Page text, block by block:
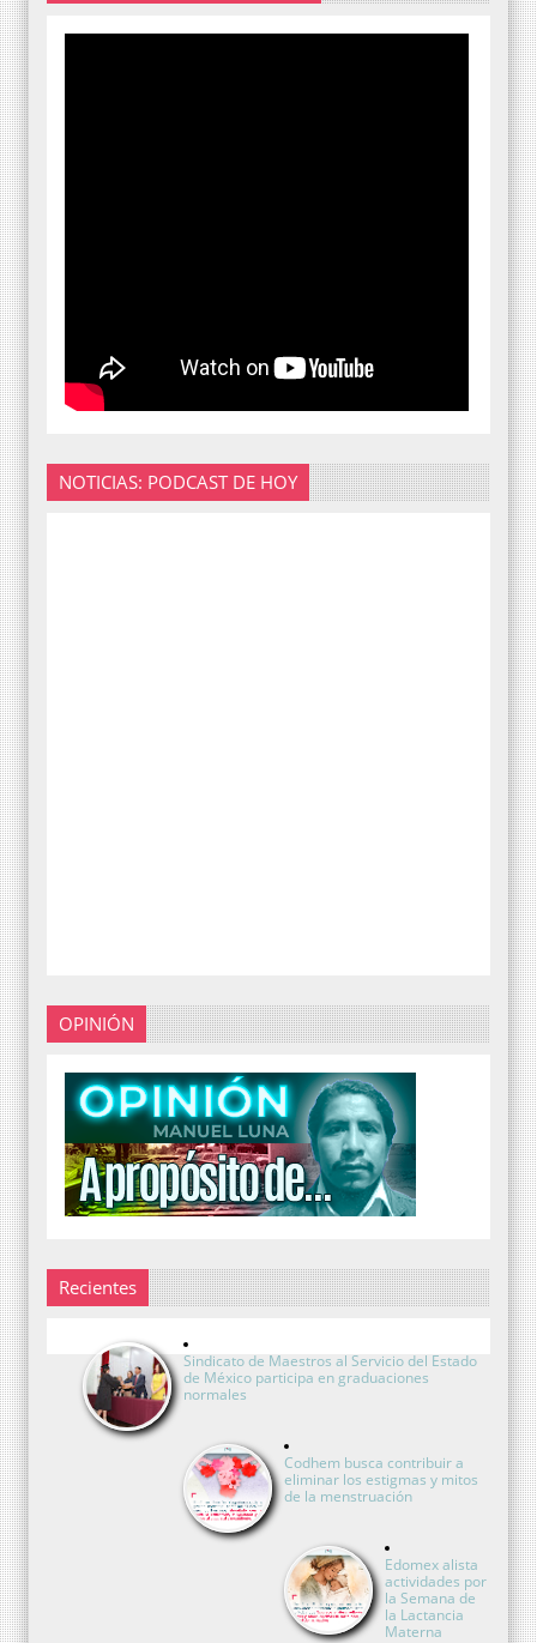
NOTICIAS: PODCAST DE HOY
OPINIÓN
Recientes
Sindicato de Maestros al Servicio del Estado
de México participa en graduaciones
normales
Codhem busca contribuir a
eliminar los estigmas y mitos
de la menstruación
Edomex alista
actividades por
la Semana de
la Lactancia
Materna